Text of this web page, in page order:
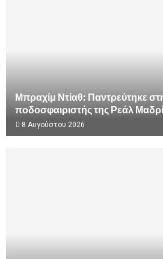
Μπραχίμ Ντίαθ: Παντρεύτηκε
ποδοσφαιριστής της Ρεάλ
8 Αυγούστου 2026